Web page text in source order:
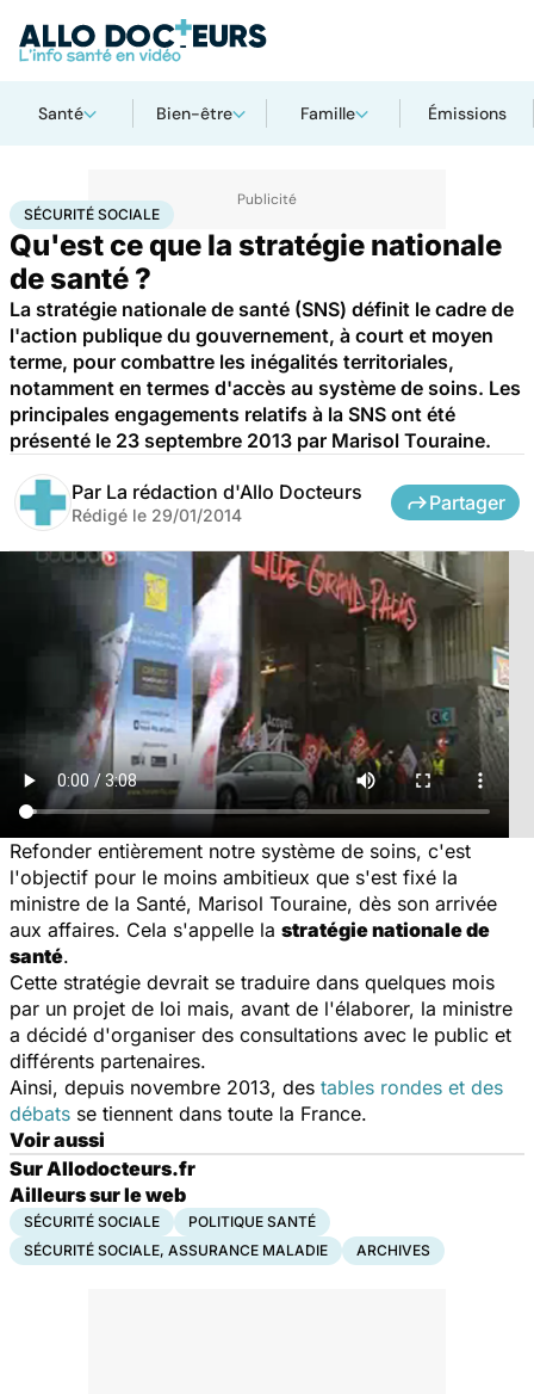
Santé Bien-être Famille Émissions
AccueilSantéSociété Santé publiqueSécurité sociale
SÉCURITÉ SOCIALE
Qu'est ce que la stratégie nationale
de santé ?
La stratégie nationale de santé (SNS) définit le cadre de
l'action publique du gouvernement, à court et moyen
terme, pour combattre les inégalités territoriales,
notamment en termes d'accès au système de soins. Les
principales engagements relatifs à la SNS ont été
présenté le 23 septembre 2013 par Marisol Touraine.
Par La rédaction d'Allo Docteurs
Rédigé le 29/01/2014
Partager
Refonder entièrement notre système de soins, c'est
l'objectif pour le moins ambitieux que s'est fixé la
ministre de la Santé, Marisol Touraine, dès son arrivée
aux affaires. Cela s'appelle la stratégie nationale de
santé.
Cette stratégie devrait se traduire dans quelques mois
par un projet de loi mais, avant de l'élaborer, la ministre
a décidé d'organiser des consultations avec le public et
différents partenaires.
Ainsi, depuis novembre 2013, des tables rondes et des
débats se tiennent dans toute la France.
Voir aussi
Sur Allodocteurs.fr
Ailleurs sur le web
SÉCURITÉ SOCIALE
POLITIQUE SANTÉ
SÉCURITÉ SOCIALE, ASSURANCE MALADIE
ARCHIVES